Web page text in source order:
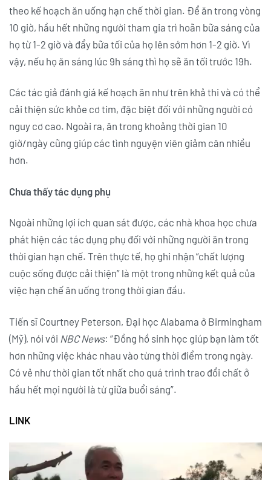
theo kế hoạch ăn uống hạn chế thời gian. Để ăn trong vòng
10 giờ, hầu hết những người tham gia trì hoãn bữa sáng của
họ từ 1-2 giờ và đẩy bữa tối của họ lên sớm hơn 1-2 giờ. Vì
vậy, nếu họ ăn sáng lúc 9h sáng thì họ sẽ ăn tối trước 19h.
Các tác giả đánh giá kế hoạch ăn như trên khả thi và có thể
cải thiện sức khỏe cơ tim, đặc biệt đối với những người có
nguy cơ cao. Ngoài ra, ăn trong khoảng thời gian 10
giờ/ngày cũng giúp các tình nguyện viên giảm cân nhiều
hơn.
Chưa thấy tác dụng phụ
Ngoài những lợi ích quan sát được, các nhà khoa học chưa
phát hiện các tác dụng phụ đối với những người ăn trong
thời gian hạn chế. Trên thực tế, họ ghi nhận “chất lượng
cuộc sống được cải thiện” là một trong những kết quả của
việc hạn chế ăn uống trong thời gian đầu.
Tiến sĩ Courtney Peterson, Đại học Alabama ở Birmingham
(Mỹ), nói với NBC News: “Đồng hồ sinh học giúp bạn làm tốt
hơn những việc khác nhau vào từng thời điểm trong ngày.
Có vẻ như thời gian tốt nhất cho quá trình trao đổi chất ở
hầu hết mọi người là từ giữa buổi sáng”.
LINK